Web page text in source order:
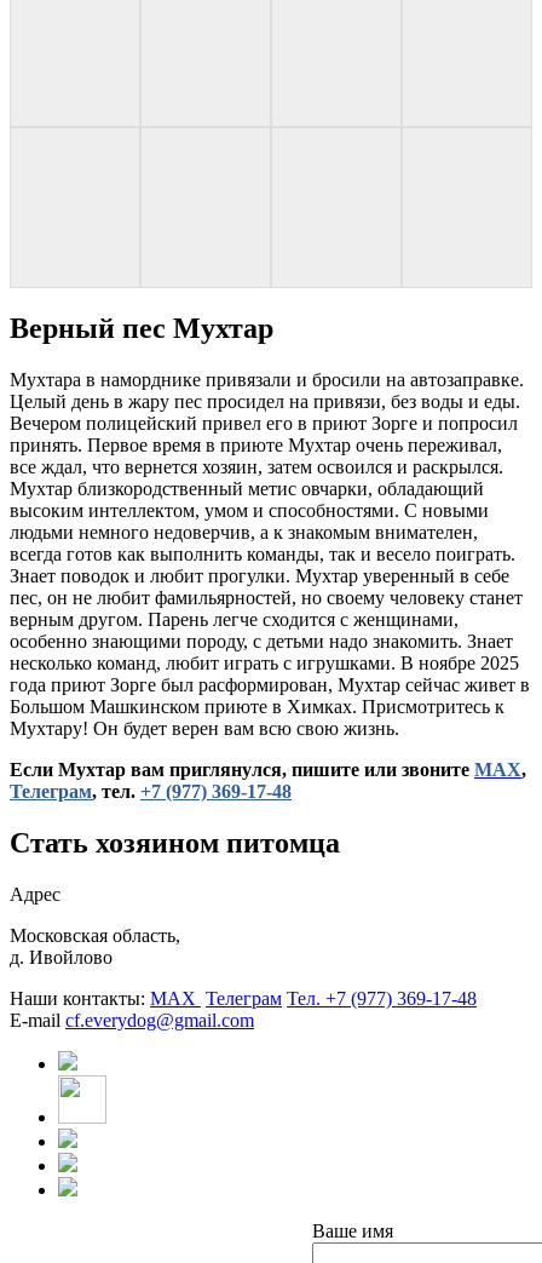
Верный пес Мухтар
Мухтара в наморднике привязали и бросили на автозаправке.
Целый день в жару пес просидел на привязи, без воды и еды.
Вечером полицейский привел его в приют Зорге и попросил
принять. Первое время в приюте Мухтар очень переживал,
все ждал, что вернется хозяин, затем освоился и раскрылся.
Мухтар близкородственный метис овчарки, обладающий
высоким интеллектом, умом и способностями. С новыми
людьми немного недоверчив, а к знакомым внимателен,
всегда готов как выполнить команды, так и весело поиграть.
Знает поводок и любит прогулки. Мухтар уверенный в себе
пес, он не любит фамильярностей, но своему человеку станет
верным другом. Парень легче сходится с женщинами,
особенно знающими породу, с детьми надо знакомить. Знает
несколько команд, любит играть с игрушками. В ноябре 2025
года приют Зорге был расформирован, Мухтар сейчас живет в
Большом Машкинском приюте в Химках. Присмотритесь к
Мухтару! Он будет верен вам всю свою жизнь.
Если Мухтар вам приглянулся, пишите или звоните МАХ,
Телеграм, тел. +7 (977) 369-17-48
Стать хозяином питомца
Адрес
Московская область,
д. Ивойлово
Наши контакты: MAX Телеграм Тел. +7 (977) 369-17-48
E-mail cf.everydog@gmail.com
Ваше имя